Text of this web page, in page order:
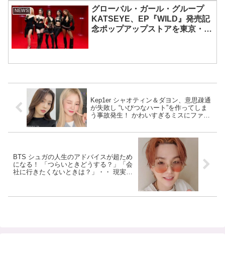
NEWS
グローバル・ガール・グループ
KATSEYE、EP『WILD』発売記
念ポップアップストアを東京・原
Kep1er シャオティン＆ダヨン、意思疎通
が失敗し “いびつなハート”を作ってしま
う事故発生！ かわいすぎるミスにファン
BTS シュガの人生のアドバイスが超ため
になる！ 「つらいときどうする？」「会
社に行きたくないときは？」・・ 現実的